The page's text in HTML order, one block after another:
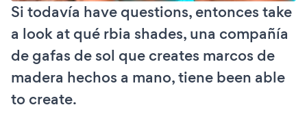
Si todavía have questions, entonces take
a look at qué rbia shades, una compañía
de gafas de sol que creates marcos de
madera hechos a mano, tiene been able
to create.